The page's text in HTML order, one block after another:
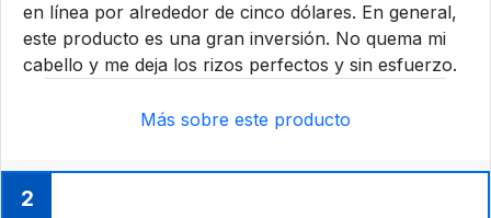
en línea por alrededor de cinco dólares. En general,
este producto es una gran inversión. No quema mi
cabello y me deja los rizos perfectos y sin esfuerzo.
Más sobre este producto
2